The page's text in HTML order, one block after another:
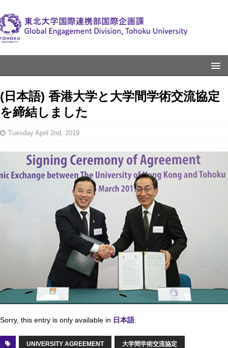
(日本語) 香港大学と大学間学術交流協定
を締結しました
Tuesday April 2nd, 2019
Sorry, this entry is only available in 日本語
UNIVERSITY AGREEMENT 大学間学術交流協定